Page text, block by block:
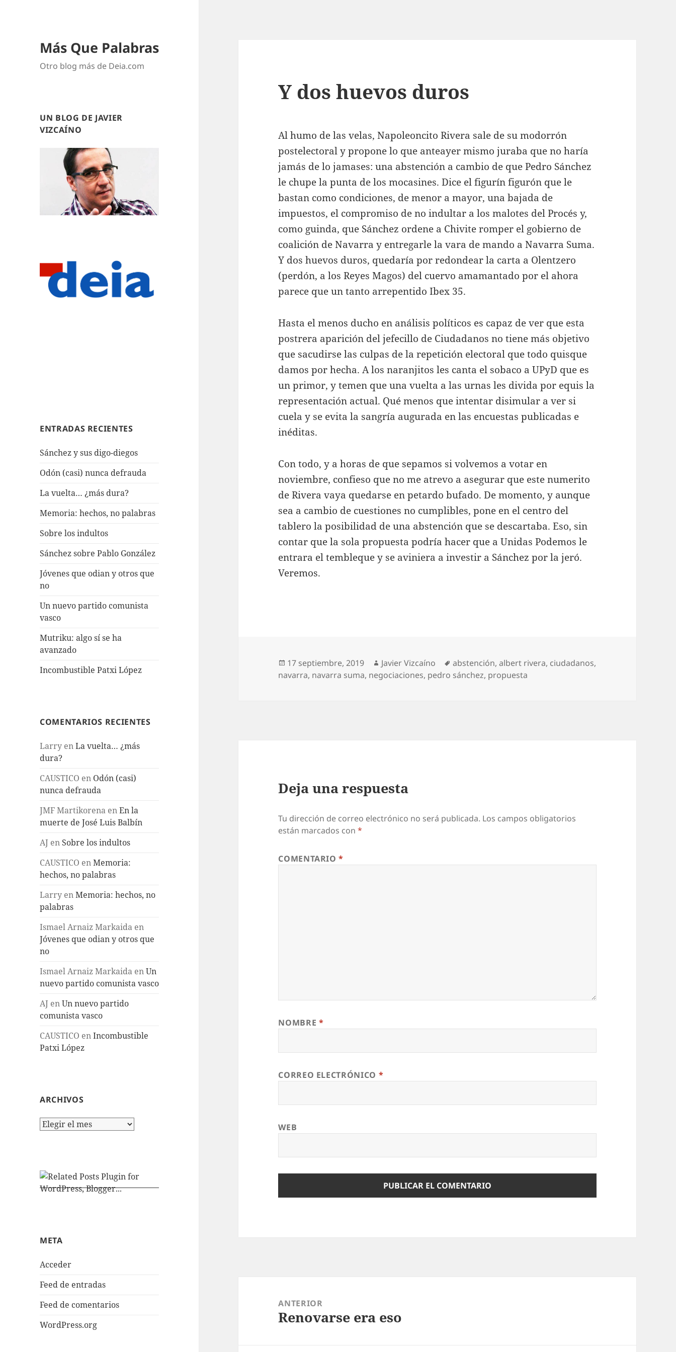
Más Que Palabras
Otro blog más de Deia.com
UN BLOG DE JAVIER
VIZCAÍNO
ENTRADAS RECIENTES
Sánchez y sus digo-diegos
Odón (casi) nunca defrauda
La vuelta… ¿más dura?
Memoria: hechos, no palabras
Sobre los indultos
Sánchez sobre Pablo González
Jóvenes que odian y otros que
no
Un nuevo partido comunista
vasco
Mutriku: algo sí se ha
avanzado
Incombustible Patxi López
COMENTARIOS RECIENTES
Larry enLa vuelta… ¿más
dura?
CAUSTICO en Odón (casi)
nunca defrauda
JMF Martikorena enEn la
muerte de José Luis Balbín
AJ en Sobre los indultos
CAUSTICO enMemoria:
hechos, no palabras
Larry enMemoria: hechos, no
palabras
Ismael Arnaiz Markaida en
Jóvenes que odian y otros que
no
Ismael Arnaiz Markaida enUn
nuevo partido comunista vasco
AJ enUn nuevo partido
comunista vasco
CAUSTICO enIncombustible
Patxi López
ARCHIVOS
Archivos
META
Acceder
Feed de entradas
Feed de comentarios
WordPress.org
Y dos huevos duros
Al humo de las velas, Napoleoncito Rivera sale de su modorrón
postelectoral y propone lo que anteayer mismo juraba que no haría
jamás de lo jamases: una abstención a cambio de que Pedro Sánchez
le chupe la punta de los mocasines. Dice el figurín figurón que le
bastan como condiciones, de menor a mayor, una bajada de
impuestos, el compromiso de no indultar a los malotes del Procés y,
como guinda, que Sánchez ordene a Chivite romper el gobierno de
coalición de Navarra y entregarle la vara de mando a Navarra Suma.
Y dos huevos duros, quedaría por redondear la carta a Olentzero
(perdón, a los Reyes Magos) del cuervo amamantado por el ahora
parece que un tanto arrepentido Ibex 35.
Hasta el menos ducho en análisis políticos es capaz de ver que esta
postrera aparición del jefecillo de Ciudadanos no tiene más objetivo
que sacudirse las culpas de la repetición electoral que todo quisque
damos por hecha. A los naranjitos les canta el sobaco a UPyD que es
un primor, y temen que una vuelta a las urnas les divida por equis la
representación actual. Qué menos que intentar disimular a ver si
cuela y se evita la sangría augurada en las encuestas publicadas e
inéditas.
Con todo, y a horas de que sepamos si volvemos a votar en
noviembre, confieso que no me atrevo a asegurar que este numerito
de Rivera vaya quedarse en petardo bufado. De momento, y aunque
sea a cambio de cuestiones no cumplibles, pone en el centro del
tablero la posibilidad de una abstención que se descartaba. Eso, sin
contar que la sola propuesta podría hacer que a Unidas Podemos le
entrara el tembleque y se aviniera a investir a Sánchez por la jeró.
Veremos.
Publicado
el
17 septiembre, 2019 Autor
Javier Vizcaíno Etiquetas
abstención,albert rivera, ciudadanos,
navarra, navarra suma, negociaciones, pedro sánchez, propuesta
Deja una respuesta
Tu dirección de correo electrónico no será publicada. Los campos obligatorios
están marcados con*
COMENTARIO*
NOMBRE *
CORREO ELECTRÓNICO *
WEB
entradas
ANTERIOR
Entrada
Renovarse era eso